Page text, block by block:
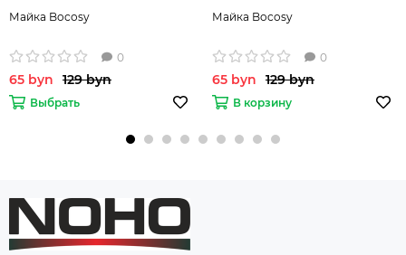
Майка Bocosy
0
65 byn 129 byn
Выбрать
Майка Bocosy
0
65 byn 129 byn
В корзину